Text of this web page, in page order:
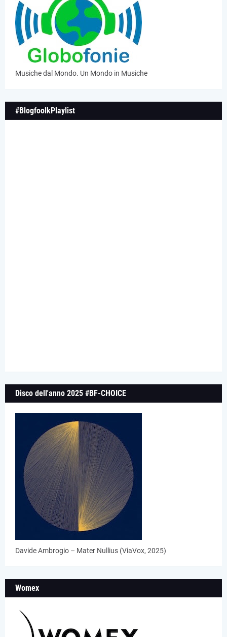
Musiche dal Mondo. Un Mondo in Musiche
#BlogfoolkPlaylist
Disco dell'anno 2025 #BF-CHOICE
Davide Ambrogio – Mater Nullius (ViaVox, 2025)
Womex